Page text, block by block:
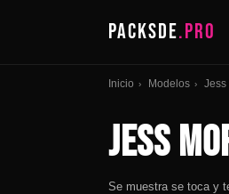
PACKSDE.PRO
Inicio › Modelos › Jess
Jess
Se muestra se toca y